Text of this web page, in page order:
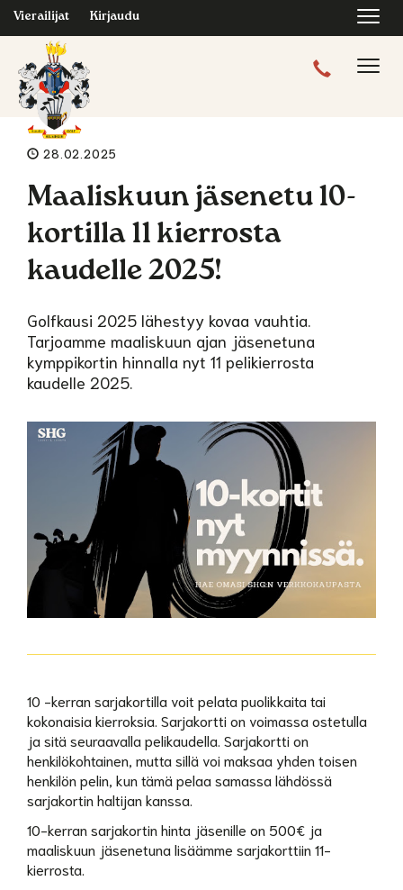
Vierailijat Kirjaudu
28.02.2025
Maaliskuun jäsenetu 10-
kortilla 11 kierrosta
kaudelle 2025!
Golfkausi 2025 lähestyy kovaa vauhtia.
Tarjoamme maaliskuun ajan jäsenetuna
kymppikortin hinnalla nyt 11 pelikierrosta
kaudelle 2025.
10 -kerran sarjakortilla voit pelata puolikkaita tai
kokonaisia kierroksia. Sarjakortti on voimassa ostetulla
ja sitä seuraavalla pelikaudella. Sarjakortti on
henkilökohtainen, mutta sillä voi maksaa yhden toisen
henkilön pelin, kun tämä pelaa samassa lähdössä
sarjakortin haltijan kanssa.
10-kerran sarjakortin hinta jäsenille on 500€ ja
maaliskuun jäsenetuna lisäämme sarjakorttiin 11-
kierrosta.